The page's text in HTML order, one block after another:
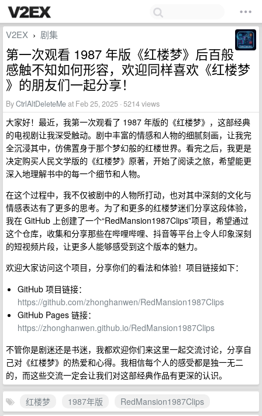
V2EX › 剧集
第一次观看 1987 年版《红楼梦》后百般
感触不知如何形容，欢迎同样喜欢《红楼梦
》的朋友们一起分享！
ByCtrlAltDeleteMeat Feb 25, 2025 · 5214 views
大家好！最近，我第一次观看了 1987 年版的《红楼梦》，这部经典
的电视剧让我深受触动。剧中丰富的情感和人物的细腻刻画，让我完
全沉浸其中，仿佛置身于那个梦幻般的红楼世界。看完之后，我更是
决定购买人民文学版的《红楼梦》原著，开始了阅读之旅，希望能更
深入地理解书中的每一个细节和人物。
在这个过程中，我不仅被剧中的人物所打动，也对其中深刻的文化与
情感表达有了更多的思考。为了和更多的红楼梦迷们分享这段体验，
我在 GitHub 上创建了一个“RedMansion1987Clips”项目，希望通过
这个仓库，收集和分享那些在哔哩哔哩、抖音等平台上令人印象深刻
的短视频片段，让更多人能够感受到这个版本的魅力。
欢迎大家访问这个项目，分享你们的看法和体验！项目链接如下：
GitHub 项目链接：
https://github.com/zhonghanwen/RedMansion1987Clips
GitHub Pages 链接：
https://zhonghanwen.github.io/RedMansion1987Clips
不管你是剧迷还是书迷，我都欢迎你们来这里一起交流讨论，分享自
己对《红楼梦》的热爱和心得。我相信每个人的感受都是独一无二
的，而这些交流一定会让我们对这部经典作品有更深的认识。
红楼梦 1987年版
RedMansion1987Clips